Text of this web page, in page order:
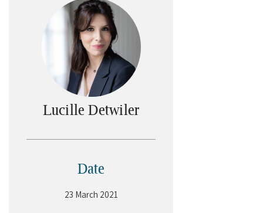
Lucille Detwiler
Date
23 March 2021